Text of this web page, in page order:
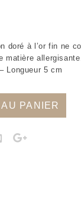
doré à l’or fin ne
matière
Longueur 5 cm
PANIER